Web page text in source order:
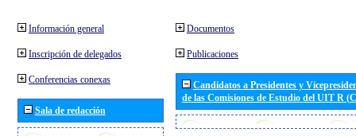
Información general
Inscripción de delegados
Conferencias conexas
Sala de redacción
Documentos
Publicaciones
Candidatos a Presidentes y
de las Comisiones de Estudio del UIT R